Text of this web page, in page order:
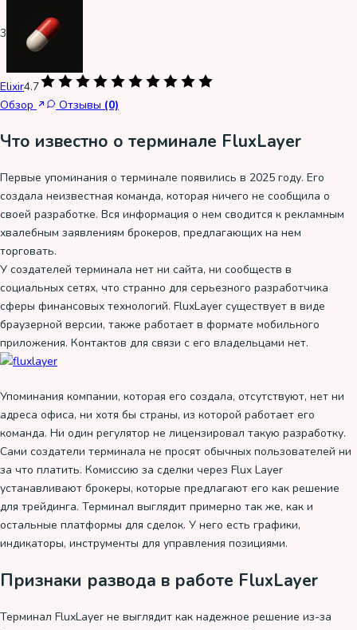
3
Elixir4.7
Обзор
Отзывы (0)
Что известно о терминале FluxLayer
Первые упоминания о терминале появились в 2025 году. Его
создала неизвестная команда, которая ничего не сообщила о
своей разработке. Вся информация о нем сводится к рекламным
хвалебным заявлениям брокеров, предлагающих на нем
торговать.
У создателей терминала нет ни сайта, ни сообществ в
социальных сетях, что странно для серьезного разработчика
сферы финансовых технологий. FluxLayer существует в виде
браузерной версии, также работает в формате мобильного
приложения. Контактов для связи с его владельцами нет.
Упоминания компании, которая его создала, отсутствуют, нет ни
адреса офиса, ни хотя бы страны, из которой работает его
команда. Ни один регулятор не лицензировал такую разработку.
Сами создатели терминала не просят обычных пользователей ни
за что платить. Комиссию за сделки через Flux Layer
устанавливают брокеры, которые предлагают его как решение
для трейдинга. Терминал выглядит примерно так же, как и
остальные платформы для сделок. У него есть графики,
индикаторы, инструменты для управления позициями.
Признаки развода в работе FluxLayer
Терминал FluxLayer не выглядит как надежное решение из-за